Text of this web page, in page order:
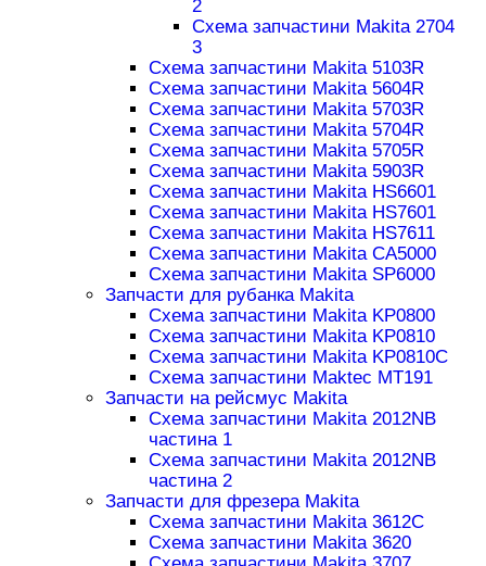
2
Схема запчастини Makita 2704
3
Схема запчастини Makita 5103R
Схема запчастини Makita 5604R
Схема запчастини Makita 5703R
Схема запчастини Makita 5704R
Схема запчастини Makita 5705R
Схема запчастини Makita 5903R
Схема запчастини Makita HS6601
Схема запчастини Makita HS7601
Схема запчастини Makita HS7611
Схема запчастини Makita CA5000
Схема запчастини Makita SP6000
Запчасти для рубанка Makita
Схема запчастини Makita KP0800
Схема запчастини Makita KP0810
Схема запчастини Makita KP0810C
Схема запчастини Maktec MT191
Запчасти на рейсмус Makita
Схема запчастини Makita 2012NB
частина 1
Схема запчастини Makita 2012NB
частина 2
Запчасти для фрезера Makita
Схема запчастини Makita 3612C
Схема запчастини Makita 3620